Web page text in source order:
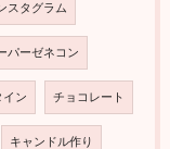
スタグラム
パーゼネコン
イン チョコレート
キャンドル作り